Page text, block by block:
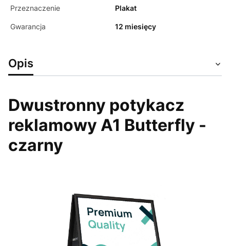
Przeznaczenie Plakat
Gwarancja 12 miesięcy
Opis
Dwustronny potykacz
reklamowy A1 Butterfly -
czarny